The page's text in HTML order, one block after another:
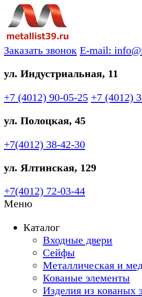
Заказать звонок E-mail:
ул. Индустриальная, 11
+7 (4012) 90-05-25 +7 (4012)
ул. Полоцкая, 45
+7(4012) 38-42-30
ул. Ялтинская, 129
+7(4012) 72-03-44
Меню
Каталог
Входные двери
Сейфы
Металлическая и
Кованые элементы
Изделия из кованых